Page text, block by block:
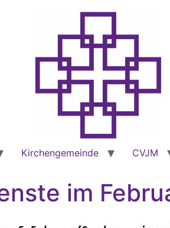
Kirchengemeinde CVJM
im